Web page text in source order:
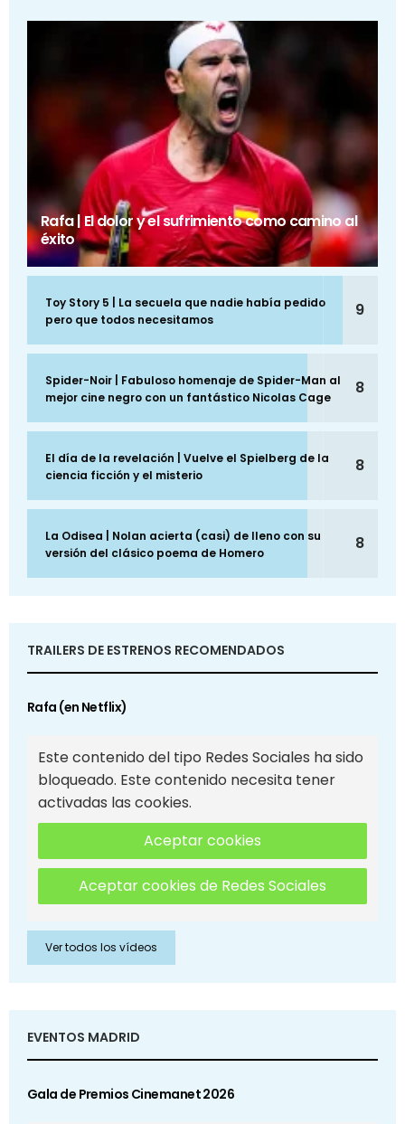
Rafa | El dolor y el sufrimiento como camino al
éxito
Toy Story 5 | La secuela que nadie había pedido
pero que todos necesitamos
9
Spider-Noir | Fabuloso homenaje de Spider-Man al
mejor cine negro con un fantástico Nicolas Cage
8
El día de la revelación | Vuelve el Spielberg de la
ciencia ficción y el misterio
8
La Odisea | Nolan acierta (casi) de lleno con su
versión del clásico poema de Homero
8
TRAILERS DE ESTRENOS RECOMENDADOS
Rafa (en Netflix)
Este contenido del tipo Redes Sociales ha sido
bloqueado. Este contenido necesita tener
activadas las cookies.
Aceptar cookies
Aceptar cookies de Redes Sociales
Ver todos los vídeos
EVENTOS MADRID
Gala de Premios Cinemanet 2026